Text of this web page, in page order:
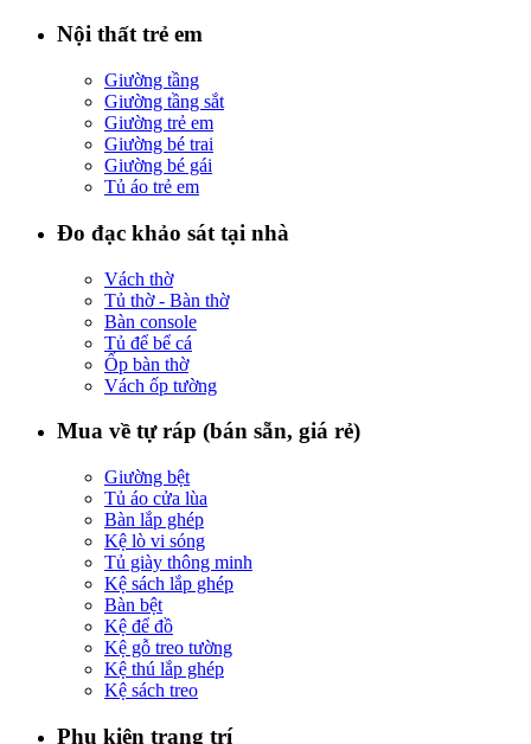
Nội thất trẻ em
Giường tầng
Giường tầng sắt
Giường trẻ em
Giường bé trai
Giường bé gái
Tủ áo trẻ em
Đo đạc khảo sát tại nhà
Vách thờ
Tủ thờ - Bàn thờ
Bàn console
Tủ để bể cá
Ốp bàn thờ
Vách ốp tường
Mua về tự ráp (bán sẵn, giá rẻ)
Giường bệt
Tủ áo cửa lùa
Bàn lắp ghép
Kệ lò vi sóng
Tủ giày thông minh
Kệ sách lắp ghép
Bàn bệt
Kệ để đồ
Kệ gỗ treo tường
Kệ thú lắp ghép
Kệ sách treo
Phụ kiện trang trí